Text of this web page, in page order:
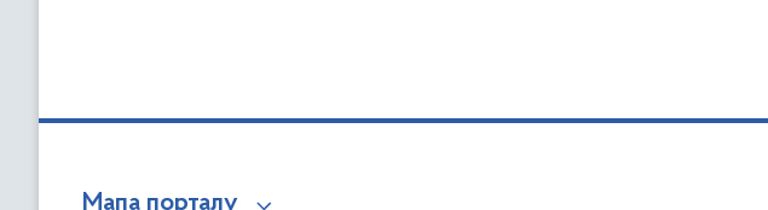
Мапа порталу